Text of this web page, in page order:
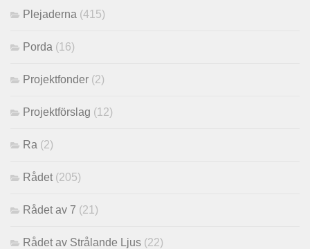
Plejaderna (415)
Porda (16)
Projektfonder (2)
Projektförslag (12)
Ra (2)
Rådet (205)
Rådet av 7 (21)
Rådet av Strålande Ljus (22)